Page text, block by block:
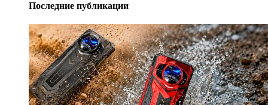
Последние публикации